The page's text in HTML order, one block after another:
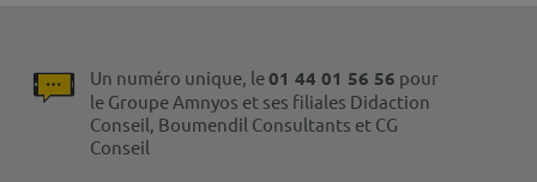
Un numéro unique, le01 44 01 56 56 pour
le Groupe Amnyos et ses filiales Didaction
Conseil, Boumendil Consultants et CG
Conseil